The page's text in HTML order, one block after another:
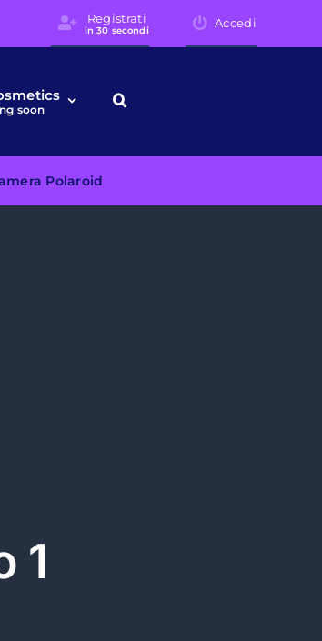
Registrati
in 30 secondi
Accedi
soon
Polaroid
1